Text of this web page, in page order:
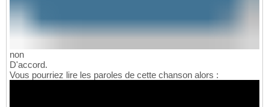
non
D'accord.
Vous pourriez lire les paroles de cette chanson alors :